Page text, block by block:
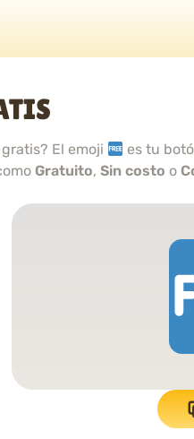
El emoji
es tu
Gratuito,Sin costo o